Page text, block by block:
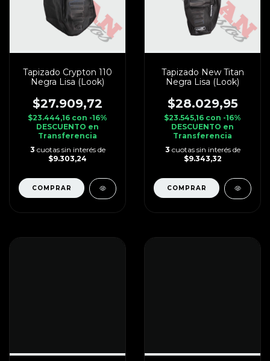
Tapizado Crypton 110
Negra Lisa (Look)
$27.909,72
$23.444,16 con -16%
DESCUENTO en
Transferencia
3 cuotas sin interés de
$9.303,24
Tapizado New Titan
Negra Lisa (Look)
$28.029,95
$23.545,16 con -16%
DESCUENTO en
Transferencia
3 cuotas sin interés de
$9.343,32